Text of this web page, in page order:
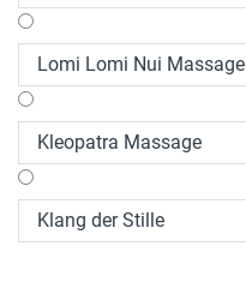
Lomi Lomi Nui Massage
Kleopatra Massage
Klang der Stille